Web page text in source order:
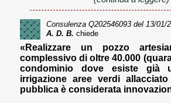
Consulenza Q202546093 del 13/01/
A. D. B. chiede
«Realizzare un pozzo
complessivo di oltre 40.000
condominio dove esiste già
irrigazione aree verdi
pubblica è considerata